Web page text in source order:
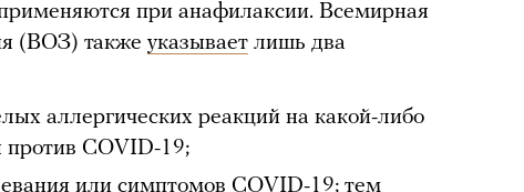
при анафилаксии. Всемирная
(ВОЗ) также указывает лишь два
аллергических реакций на какой-либо
против COVID-19;
или симптомов COVID-19; тем